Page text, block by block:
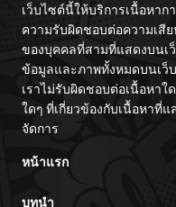
ตอนที่ 1
เว็บไซต์นี้ให้บริการเนื้อหา
ความรับผิดชอบต่อความเสี
ของบุคคลที่สามที่แสดงบนเ
ข้อมูลและภาพทั้งหมดบนเว็
เราไม่รับผิดชอบต่อเนื้อหา
ใดๆ ที่เกี่ยวข้องกับเนื้อหาที่
จัดการ
หน้าแรก
บทนำ